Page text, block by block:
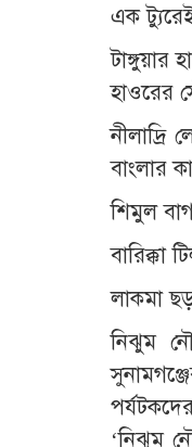
এক
টাঙ্গুয়ার
হাওরের
বাংলার
শিমুল
বারিক্কা
লাকমা
নিঝুম
‘নিঝুম